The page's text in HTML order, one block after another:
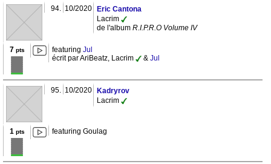
94. 10/2020
Eric Cantona
Lacrim
de l'album R.I.P.R.O Volume IV
7 pts featuring Jul
écrit par AriBeatz, Lacrim
& Jul
95. 10/2020
Kadryrov
Lacrim
1 pts featuring Goulag